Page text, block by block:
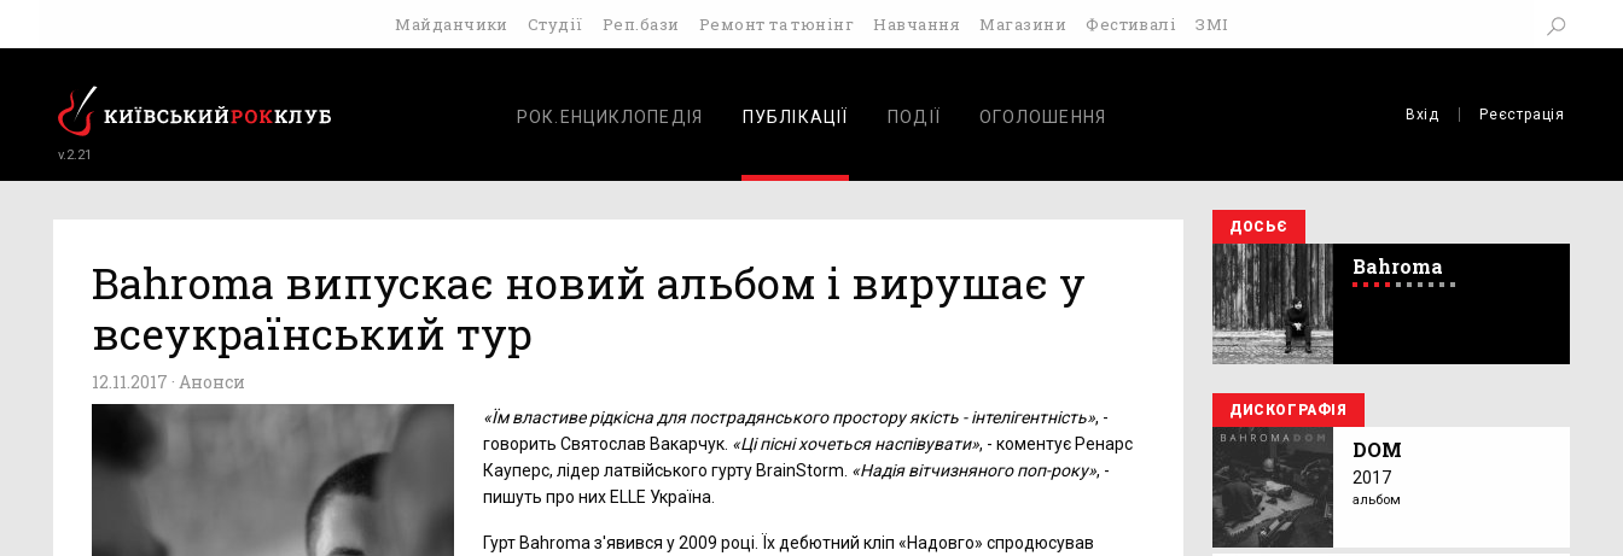
Майданчики Студії Реп.бази Ремонт та тюнінг Навчання Магазини Фестивалі ЗМІ
v.2.21
РОК.ЕНЦИКЛОПЕДІЯ ПУБЛІКАЦІЇ ПОДІЇ ОГОЛОШЕННЯ Вхід Реєстрація
Bahroma випускає новий альбом і вирушає у
всеукраїнський тур
12.11.2017 · Анонси
«Їм властиве рідкісна для пострадянського простору якість - інтелігентність», -
говорить Святослав Вакарчук. «Ці пісні хочеться наспівувати», - коментує Ренарс
Кауперс, лідер латвійського гурту BrainStorm. «Надія вітчизняного поп-року», -
пишуть про них ELLE Україна.
Гурт Bahroma з'явився у 2009 році. Їх дебютний кліп «Надовго» спродюсував
ДОСЬЄ
Bahroma
ДИСКОГРАФІЯ
DOM
2017
альбом